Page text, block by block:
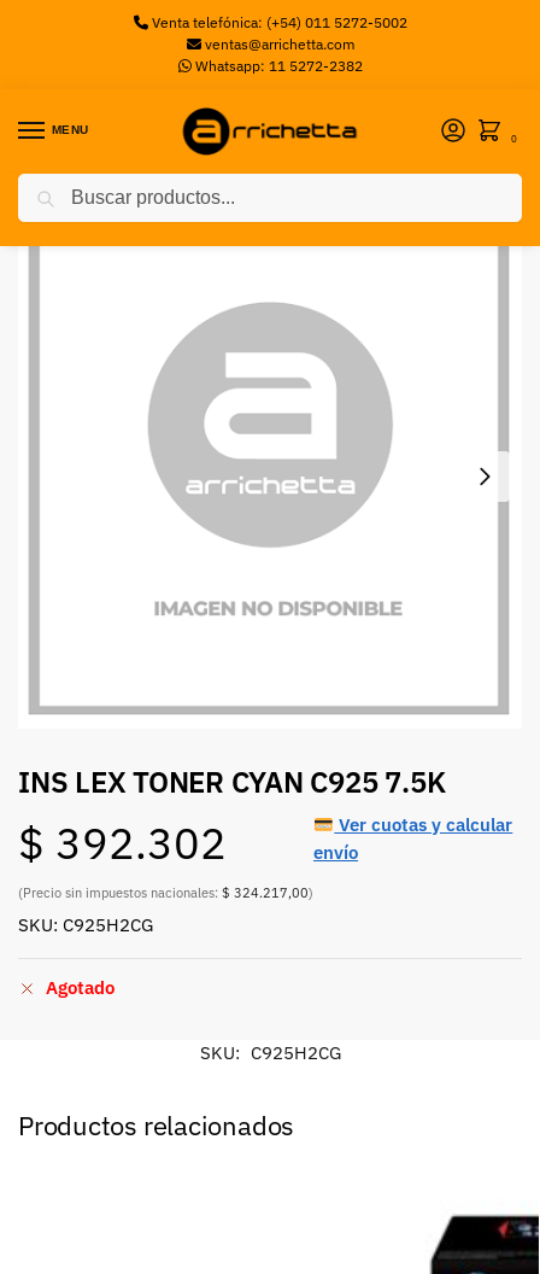
Venta telefónica: (+54) 011 5272-5002
ventas@arrichetta.com
Whatsapp: 11 5272-2382
MENU
0
Inicio Toners INS LEX TONER CYAN C925 7.5K
INS LEX TONER CYAN C925 7.5K
$ 392.302
(Precio sin impuestos nacionales: $ 324.217,00)
Ver cuotas y calcular
envío
SKU: C925H2CG
Agotado
SKU: C925H2CG
Productos relacionados